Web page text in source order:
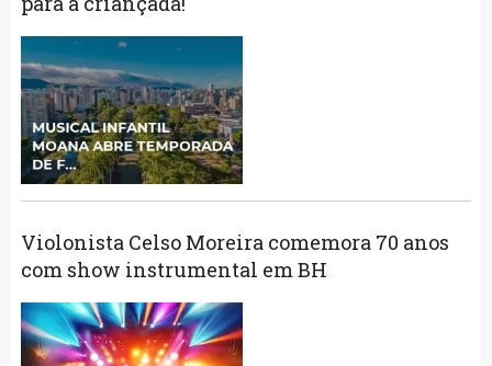
Violonista Celso Moreira comemora 70 anos
com show instrumental em BH